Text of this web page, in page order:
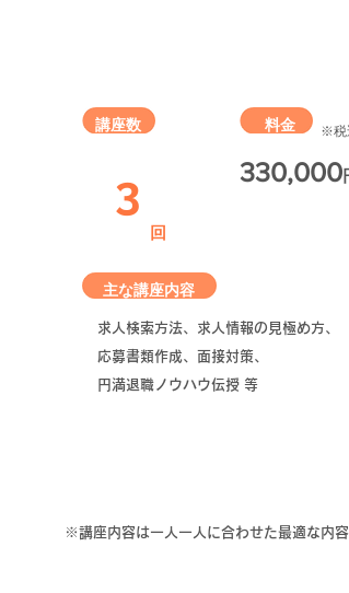
​講座数​
3
​回
料金 ​※税
​主な講座内容​​​
求人検索方法、求人情報の見極め方、
応募書類作成、面接対策、
円満退職ノウハウ伝授 等
​330,000
​※講座内容は一人一人に合わせた最適な内